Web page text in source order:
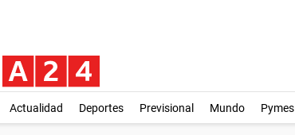
Actualidad Deportes Previsional Mundo Pymes